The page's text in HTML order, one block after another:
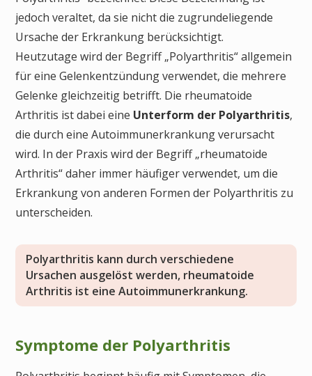
jedoch veraltet, da sie nicht die zugrundeliegende
Ursache der Erkrankung berücksichtigt.
Heutzutage wird der Begriff „Polyarthritis“ allgemein
für eine Gelenkentzündung verwendet, die mehrere
Gelenke gleichzeitig betrifft. Die rheumatoide
Arthritis ist dabei eine Unterform der Polyarthritis,
die durch eine Autoimmunerkrankung verursacht
wird. In der Praxis wird der Begriff „rheumatoide
Arthritis“ daher immer häufiger verwendet, um die
Erkrankung von anderen Formen der Polyarthritis zu
unterscheiden.
Polyarthritis kann durch verschiedene
Ursachen ausgelöst werden, rheumatoide
Arthritis ist eine Autoimmunerkrankung.
Symptome der Polyarthritis